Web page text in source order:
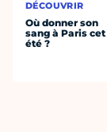
DÉCOUVRIR
Où donner son
sang à Paris cet
été ?